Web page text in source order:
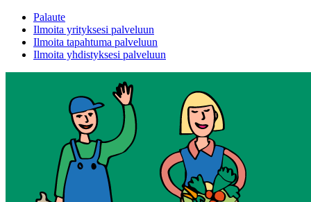
Palaute
Ilmoita yrityksesi palveluun
Ilmoita tapahtuma palveluun
Ilmoita yhdistyksesi palveluun